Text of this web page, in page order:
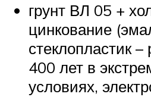
грунт ВЛ 05 +
цинкование
стеклопластик
400 лет в
условиях,